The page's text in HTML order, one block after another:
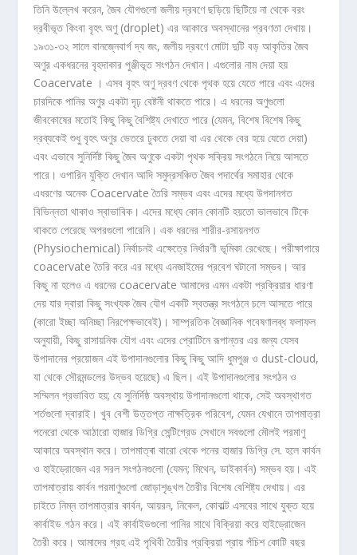
তিনি উল্লেখ করেন, জৈব যৌগগুলো জলীয় দ্রবণে ছড়িয়ে ছিটিয়ে না থেকে বরং
দ্রবীভূত কিংবা বৃহৎ অণু (droplet) এর আকারে অবস্থানের প্রবণতা দেখায়।
১৯৩১-৩২ সালে বানজে্নবাৰ্গ দ্য জং, জলীয় দ্রবণে মোটা দুটি বড় আকৃতির জৈব
অণুর একধরনের বৃহদাকার পুঞ্জীভূত সংগঠন দেখান। এগুলোর নাম দেয়া হয়
Coacervate । এসব বৃহৎ অণু দ্রবণ থেকে পৃথক হয়ে যেতে পারে এবং এদের
চারদিকে পানির অণুর একটা দৃঢ় বেষ্টনী থাকতে পারে। এ ধরনের অণুগুলো
জীবকোষের মতোই কিছু কিছু বৈশিষ্ট্য দেখাতে পারে (যেমন, বিশেষ বিশেষ কিছু
দ্রব্যকেই শুধু বৃহৎ অণুর ভেতরে ঢুকতে দেয়া বা এর থেকে বের হয়ে যেতে দেয়া)
এবং এভাবে সুনির্দিষ্ট কিছু জৈব অণুকে একটা পৃথক সক্রিয় সংগঠনে নিয়ে আসতে
পারে। ওপারিন যুক্তি দেখান আদি সমুদ্রসঞ্চিত জৈব পদার্থের সমাহার থেকে
এধরণের অনেক Coacervate তৈরি সম্ভব এবং এদের মধ্যে উপদানগত
বিভিন্নতা থাকাও স্বাভাবিক। এদের মধ্যে কোন কোনটি হয়তো ভালভাবে টিকে
থাকতে পেরেছে অপরগুলো পারেনি। এক ধরনের শারীর-রসায়নগত
(Physiochemical) নির্বাচনই এক্ষেত্রে নির্ধারণী ভূমিকা রেখেছে। পরীক্ষাগারে
coacervate তৈরি করে এর মধ্যে এনজাইমের প্রবেশ ঘটানো সম্ভব। আর
কিছু না হলেও এ ধরনের coacervate আমাদের এমন একটা প্রক্রিয়ার ধারণা
দেয় যার দ্বারা কিছু সংখ্যক জৈব যৌগ একটি স্বতন্ত্র সংগঠনে চলে আসতে পারে
(কারো ইচ্ছা অনিচ্ছা নিরপেক্ষভাবেই)। সাম্প্রতিক বৈজ্ঞানিক গবেষণালব্ধ ফলাফল
অনুযায়ী, কিছু রাসায়নিক যৌগ এবং এদের প্রোটিনে রূপান্তর এর জন্য যেসব
উপাদানের প্রয়োজন এই উপাদানগুলোর কিছু কিছু আদি ধুমপুঞ্জ ও dust-cloud,
যা থেকে সৌরমন্ডলের উদ্ভব হয়েছে) এ ছিল। এই উপাদানগুলোর সংগঠন ও
সম্মিলন প্রভাবিত হয়; যে সুনির্দিষ্ঠ অবস্থায় উপাদানগুলো থাকে, সেই অবস্থাগত
শর্তগুলো দ্বারাই। খুব বেশী উত্তপ্ত নাক্ষত্রিক পরিবেশ, যেমন যেখানে তাপমাত্রা
পনেরো থেকে আঠারো হাজার ডিগ্রি সেন্টিগ্রেড সেখানে সবগুলো মৌলই পরমাণু
আকারে অবস্থান করে। তাপমাত্ৰা বারো থেকে পনের হাজার ডিগ্রি সে. হলে কার্বন
ও হাইড্রোজেন এর সরল সংগঠনগুলো (যেমন; মিথেন, ডাইকার্বন) সম্ভব হয়। এই
তাপমাত্রায় কার্বন পরমাণুগুলো জোড়াশৃঙ্খল তৈরীর বিশেষ বেশিষ্ট্য দেখায়। এর
চাইতে নিম্ন তাপমাত্রার কার্বন, আয়রন, নিকেল, কোবাল্ট এসবের সাথে যুক্ত হয়ে
কার্বাইড গঠন করে। এই কার্বাইডগুলো পানির সাথে বিক্রিয়া করে হাইড্রোজেন
তৈরী করে। আমাদের গ্রহ এই পৃথিবী তৈরীর প্রক্রিয়া প্রায় পঁচিশ কোটি বছর